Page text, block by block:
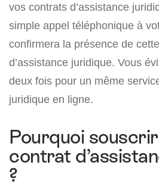
vos contrats d’assistance
simple appel téléphonique à
confirmera la présence de
d’assistance juridique. Vous
deux fois pour un même
juridique en ligne.
Pourquoi
contrat
?